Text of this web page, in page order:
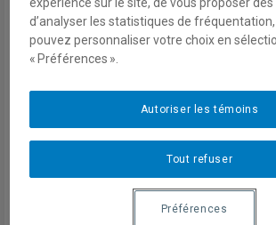
international en fournissant un « service de
également les lois anti-piratage en aidant à
cyberattaques en sol étasunien.
Si la sanction[1]fait figure de première, le
– ou plus – du secret. Les trois mercenaires
groupe d’une douzaine d’anciens employés
Essentiellement composée de vétérans de la
escouade baptisée Project Raven aurait,
d’analyser les statistiques de
pouvez personnaliser votre choix en
« Préférences ».
Tout refuser
Autoriser les témoins
Préférences